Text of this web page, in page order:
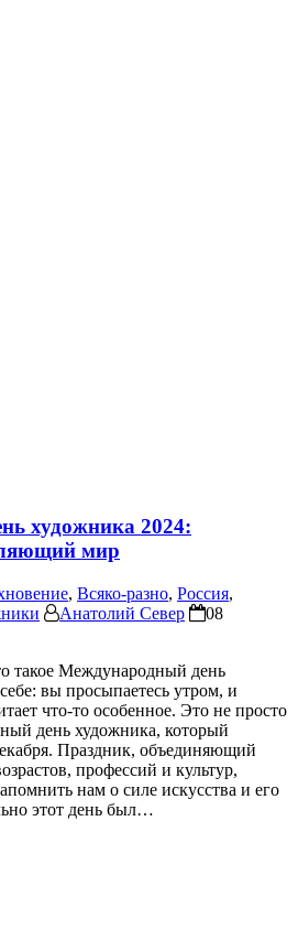
художника 2024:
мир
, Всяко-разно, Россия,
Анатолий Север
08
такое Международный день
вы просыпаетесь утром, и
что-то особенное. Это не просто
день художника, который
Праздник, объединяющий
профессий и культур,
нам о силе искусства и его
этот день был…